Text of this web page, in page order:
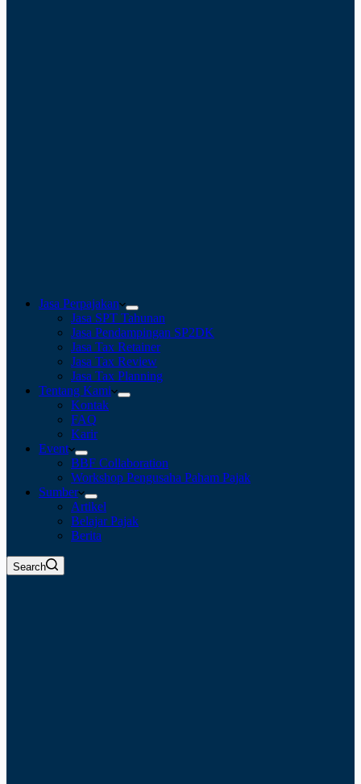
Jasa Perpajakan
Jasa SPT Tahunan
Jasa Pendampingan SP2DK
Jasa Tax Retainer
Jasa Tax Review
Jasa Tax Planning
Tentang Kami
Kontak
FAQ
Karir
Event
BBF Collaboration
Workshop Pengusaha Paham Pajak
Sumber
Artikel
Belajar Pajak
Berita
Search